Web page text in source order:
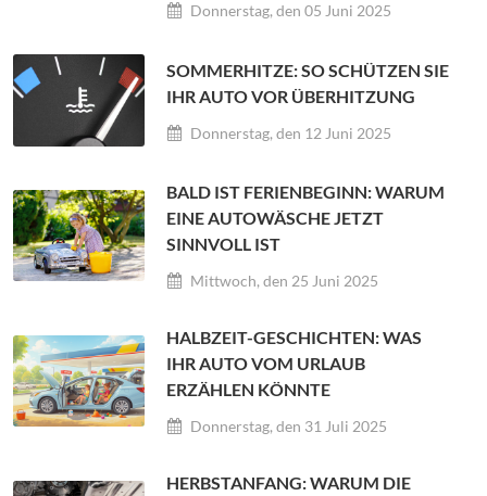
Donnerstag, den 05 Juni 2025
SOMMERHITZE: SO SCHÜTZEN SIE
IHR AUTO VOR ÜBERHITZUNG
Donnerstag, den 12 Juni 2025
BALD IST FERIENBEGINN: WARUM
EINE AUTOWÄSCHE JETZT
SINNVOLL IST
Mittwoch, den 25 Juni 2025
HALBZEIT-GESCHICHTEN: WAS
IHR AUTO VOM URLAUB
ERZÄHLEN KÖNNTE
Donnerstag, den 31 Juli 2025
HERBSTANFANG: WARUM DIE